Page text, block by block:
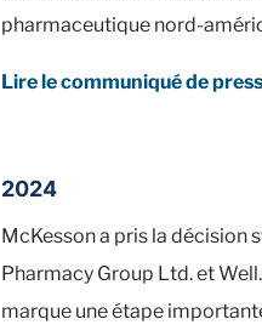
pharmaceutique nord-
Lire le communiqué de
2024
McKesson a pris la décision
Pharmacy Group Ltd. et
marque une étape